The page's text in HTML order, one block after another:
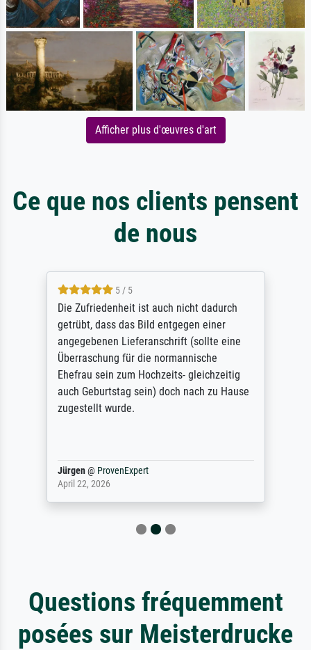
Afficher plus d'œuvres d'art
Ce que nos clients pensent
de nous
5 / 5
Die Zufriedenheit ist auch nicht dadurch
getrübt, dass das Bild entgegen einer
angegebenen Lieferanschrift (sollte eine
Überraschung für die normannische
Ehefrau sein zum Hochzeits- gleichzeitig
auch Geburtstag sein) doch nach zu Hause
zugestellt wurde.
Jürgen@ ProvenExpert
April 22, 2026
Questions fréquemment
posées sur Meisterdrucke